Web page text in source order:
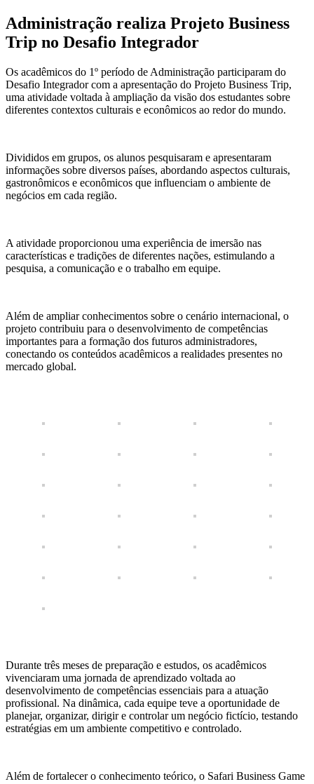
Administração realiza Projeto Business
Trip no Desafio Integrador
Os acadêmicos do 1º período de Administração participaram do
Desafio Integrador com a apresentação do Projeto Business Trip,
uma atividade voltada à ampliação da visão dos estudantes sobre
diferentes contextos culturais e econômicos ao redor do mundo.
Divididos em grupos, os alunos pesquisaram e apresentaram
informações sobre diversos países, abordando aspectos culturais,
gastronômicos e econômicos que influenciam o ambiente de
negócios em cada região.
A atividade proporcionou uma experiência de imersão nas
características e tradições de diferentes nações, estimulando a
pesquisa, a comunicação e o trabalho em equipe.
Além de ampliar conhecimentos sobre o cenário internacional, o
projeto contribuiu para o desenvolvimento de competências
importantes para a formação dos futuros administradores,
conectando os conteúdos acadêmicos a realidades presentes no
mercado global.
Durante três meses de preparação e estudos, os acadêmicos
vivenciaram uma jornada de aprendizado voltada ao
desenvolvimento de competências essenciais para a atuação
profissional. Na dinâmica, cada equipe teve a oportunidade de
planejar, organizar, dirigir e controlar um negócio fictício, testando
estratégias em um ambiente competitivo e controlado.
Além de fortalecer o conhecimento teórico, o Safari Business Game